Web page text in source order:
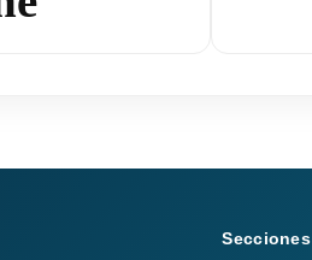
Secciones